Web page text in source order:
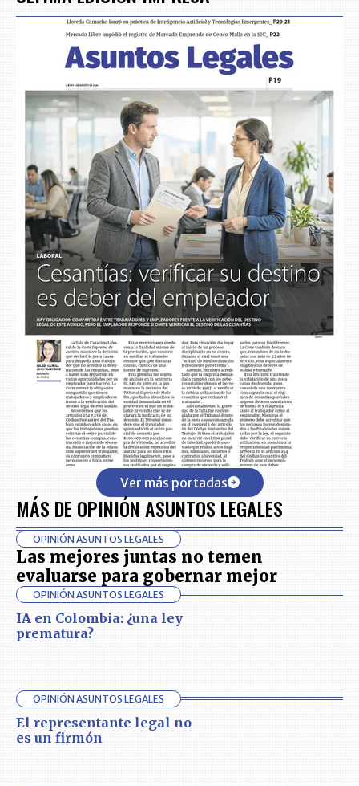
Ver más portadas
MÁS DE OPINIÓN ASUNTOS LEGALES
OPINIÓN ASUNTOS LEGALES
Las mejores juntas no temen
evaluarse para gobernar mejor
OPINIÓN ASUNTOS LEGALES
IA en Colombia: ¿una ley
prematura?
OPINIÓN ASUNTOS LEGALES
El representante legal no
es un firmón